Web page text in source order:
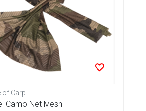
of Carp
Camo Net Mesh